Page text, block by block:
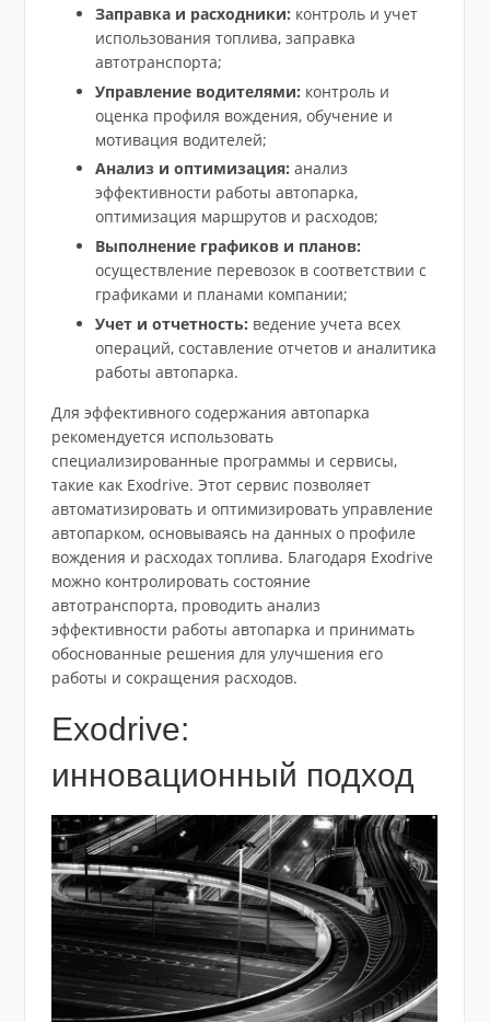
Заправка и расходники: контроль и учет
использования топлива, заправка
автотранспорта;
Управление водителями: контроль и
оценка профиля вождения, обучение и
мотивация водителей;
Анализ и оптимизация: анализ
эффективности работы автопарка,
оптимизация маршрутов и расходов;
Выполнение графиков и планов:
осуществление перевозок в соответствии с
графиками и планами компании;
Учет и отчетность: ведение учета всех
операций, составление отчетов и аналитика
работы автопарка.
Для эффективного содержания автопарка
рекомендуется использовать
специализированные программы и сервисы,
такие как Exodrive. Этот сервис позволяет
автоматизировать и оптимизировать управление
автопарком, основываясь на данных о профиле
вождения и расходах топлива. Благодаря Exodrive
можно контролировать состояние
автотранспорта, проводить анализ
эффективности работы автопарка и принимать
обоснованные решения для улучшения его
работы и сокращения расходов.
Exodrive:
инновационный подход